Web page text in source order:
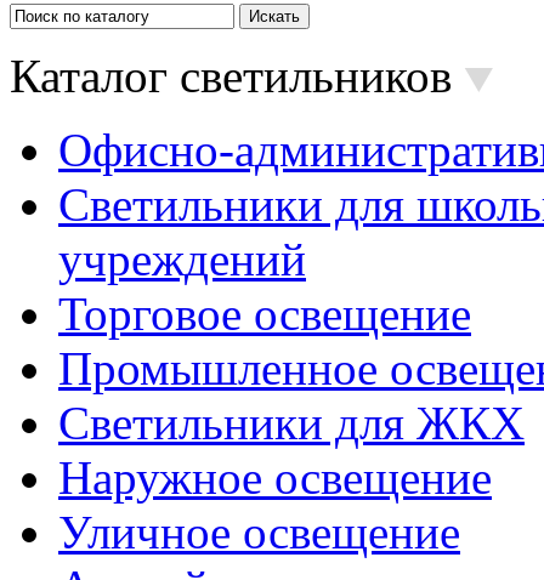
Каталог светильников
Офисно-
Светильники для
учреждений
Торговое освещение
Промышленное
Светильники для ЖКХ
Наружное освещение
Уличное освещение